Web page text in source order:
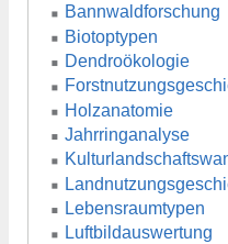
Bannwaldforschung
Biotoptypen
Dendroökologie
Holzanatomie
Jahrringanalyse
Lebensraumtypen
Luftbildauswertung